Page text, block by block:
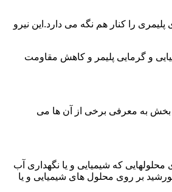
را کنار هم نگه می دارد.این نیرو
و گرمایی پلیمر و کاهش مقاومت
بخش به معرفی برخی از آن ها می
محلولهایی که شیمیایی و یا نگهداری آب
بر روی محلول های شیمیایی و یا